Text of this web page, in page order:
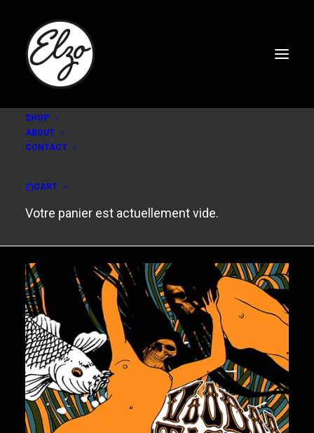
SHOP
ABOUT
CONTACT
CART
Votre panier est actuellement vide.
Voodoo Twist